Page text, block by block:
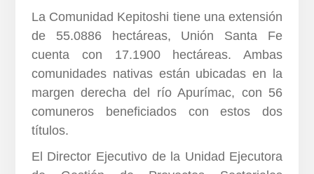
La Comunidad Kepitoshi tiene una extensión
de 55.0886 hectáreas, Unión Santa Fe
cuenta con 17.1900 hectáreas. Ambas
comunidades nativas están ubicadas en la
margen derecha del río Apurímac, con 56
comuneros beneficiados con estos dos
títulos.
El Director Ejecutivo de la Unidad Ejecutora